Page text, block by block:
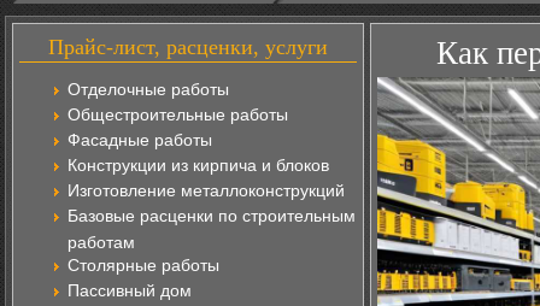
Прайс-лист, расценки, услуги
Отделочные работы
Общестроительные работы
Фасадные работы
Конструкции из кирпича и блоков
Изготовление металлоконструкций
Базовые расценки по строительным
работам
Столярные работы
Пассивный дом
Как